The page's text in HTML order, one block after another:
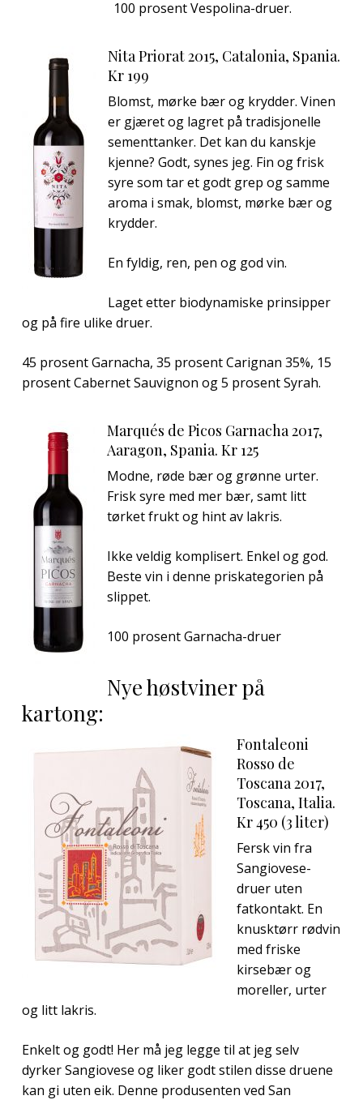
100 prosent Vespolina-druer.
Nita Priorat 2015, Catalonia, Spania.
Kr 199
Blomst, mørke bær og krydder. Vinen
er gjæret og lagret på tradisjonelle
sementtanker. Det kan du kanskje
kjenne? Godt, synes jeg. Fin og frisk
syre som tar et godt grep og samme
aroma i smak, blomst, mørke bær og
krydder.
En fyldig, ren, pen og god vin.
Laget etter biodynamiske prinsipper
og på fire ulike druer.
45 prosent Garnacha, 35 prosent Carignan 35%, 15
prosent Cabernet Sauvignon og 5 prosent Syrah.
Marqués de Picos Garnacha 2017,
Aaragon, Spania. Kr 125
Modne, røde bær og grønne urter.
Frisk syre med mer bær, samt litt
tørket frukt og hint av lakris.
Ikke veldig komplisert. Enkel og god.
Beste vin i denne priskategorien på
slippet.
100 prosent Garnacha-druer
Nye høstviner på
kartong:
Fontaleoni
Rosso de
Toscana 2017,
Toscana, Italia.
Kr 450 (3 liter)
Fersk vin fra
Sangiovese-
druer uten
fatkontakt. En
knusktørr rødvin
med friske
kirsebær og
moreller, urter
og litt lakris.
Enkelt og godt! Her må jeg legge til at jeg selv
dyrker Sangiovese og liker godt stilen disse druene
kan gi uten eik. Denne produsenten ved San